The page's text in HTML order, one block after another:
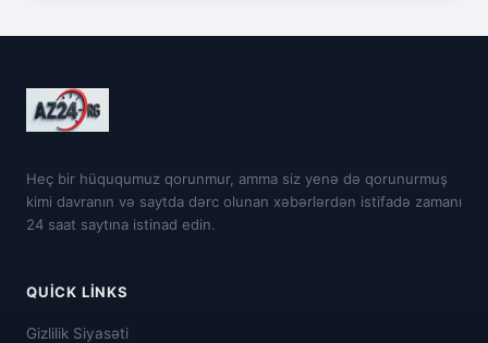
Heç bir hüququmuz qorunmur, amma siz yenə də qorunurmuş
kimi davranın və saytda dərc olunan xəbərlərdən istifadə zamanı
24 saat saytına istinad edin.
QUICK LINKS
Gizlilik Siyasəti